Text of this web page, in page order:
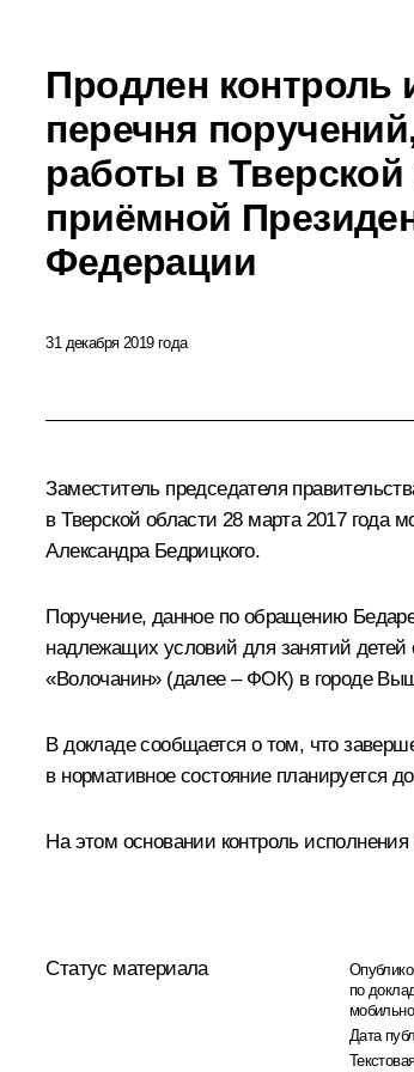
Продлен контроль
перечня
работы в
приёмной
Федерации
31 декабря 2019 года
Заместитель председателя
в Тверской области 28 марта 2017 года
Александра Бедрицкого.
Поручение, данное по обращению
надлежащих условий для занятий детей
«Волочанин» (далее – ФОК) в городе
В докладе сообщается о том, что
в нормативное состояние планируется
На этом основании контроль
Статус материала
по
Дата